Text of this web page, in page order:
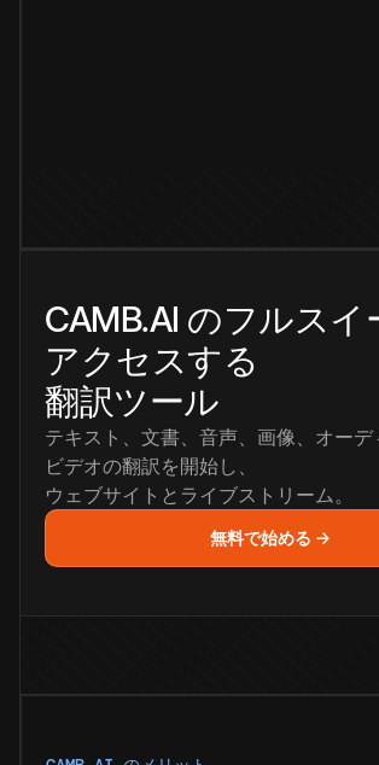
CAMB.AI のフルスイ
アクセスする
翻訳ツール
テキスト、文書、音声、画像、オーデ
ビデオの翻訳を開始し、
ウェブサイトとライブストリーム。
無料で始める →